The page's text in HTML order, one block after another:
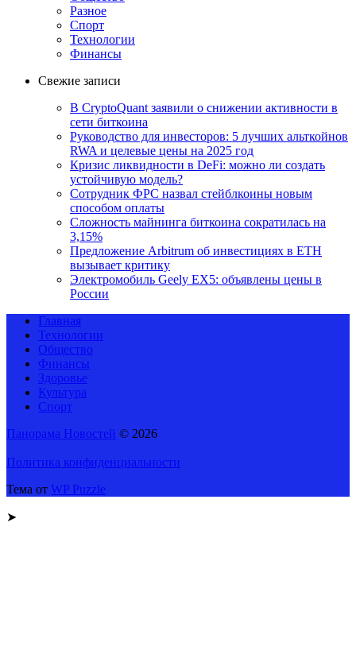
Разное
Спорт
Технологии
Финансы
Свежие записи
В CryptoQuant заявили о снижении активности в
сети биткоина
Руководство для инвесторов: 5 лучших альткойнов
RWA и целевые цены на 2025 год
Кризис ликвидности в DeFi: можно ли создать
устойчивую модель?
Сотрудник ФРС назвал стейблкоины новым
способом оплаты
Сложность майнинга биткоина сократилась на
3,15%
Предложение Arbitrum об инвестициях в ETH
вызывает критику
Электромобиль Geely EX5: объявлены цены в
России
Главная
Технологии
Общество
Финансы
Здоровье
Культура
Спорт
Панорама Новостей © 2026
Политика конфиденциальности
Тема от WP Puzzle
➤